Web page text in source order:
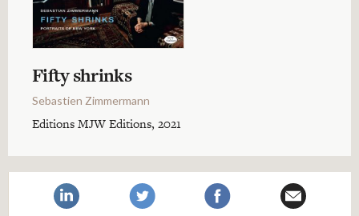
Dossiers
Auteurs
Blocs-notes
Recherches
Fifty shrinks
Sebastien Zimmermann
Editions MJW Editions, 2021